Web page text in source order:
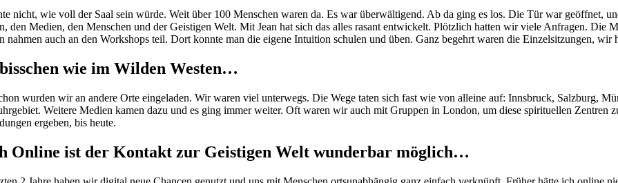
nicht, wie voll der Saal sein würde. Weit über 100 Menschen waren da. Es war überwältigend. Ab da ging es los. Die Tür war geöffnet,
den Medien, den Menschen und der Geistigen Welt. Mit Jean hat sich das alles rasant entwickelt. Plötzlich hatten wir viele Anfragen. Die
nahmen auch an den Workshops teil. Dort konnte man die eigene Intuition schulen und üben. Ganz begehrt waren die Einzelsitzungen, wir
wie im Wilden Westen…
wurden wir an andere Orte eingeladen. Wir waren viel unterwegs. Die Wege taten sich fast wie von alleine auf: Innsbruck, Salzburg,
Weitere Medien kamen dazu und es ging immer weiter. Oft waren wir auch mit Gruppen in London, um diese spirituellen Zentren
ergeben, bis heute.
Online ist der Kontakt zur Geistigen Welt wunderbar möglich…